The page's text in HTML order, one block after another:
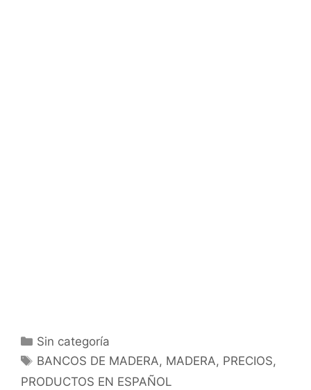
Categorías
Sin categoría
Etiquetas
BANCOS DE MADERA, MADERA, PRECIOS,
PRODUCTOS EN ESPAÑOL